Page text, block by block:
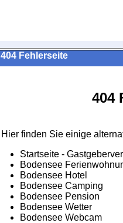
404 Fehlerseite
404
Hier finden Sie einige
Startseite -
Bodensee
Bodensee Hotel
Bodensee Camping
Bodensee Pension
Bodensee Wetter
Bodensee Webcam